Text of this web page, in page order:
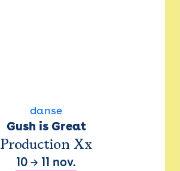
danse
Gush is Great
Production Xx
10 → 11 nov.